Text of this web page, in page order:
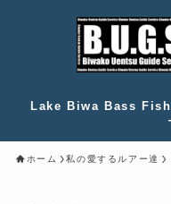
Lake Biwa Bass
ホーム 私の愛するルアー達